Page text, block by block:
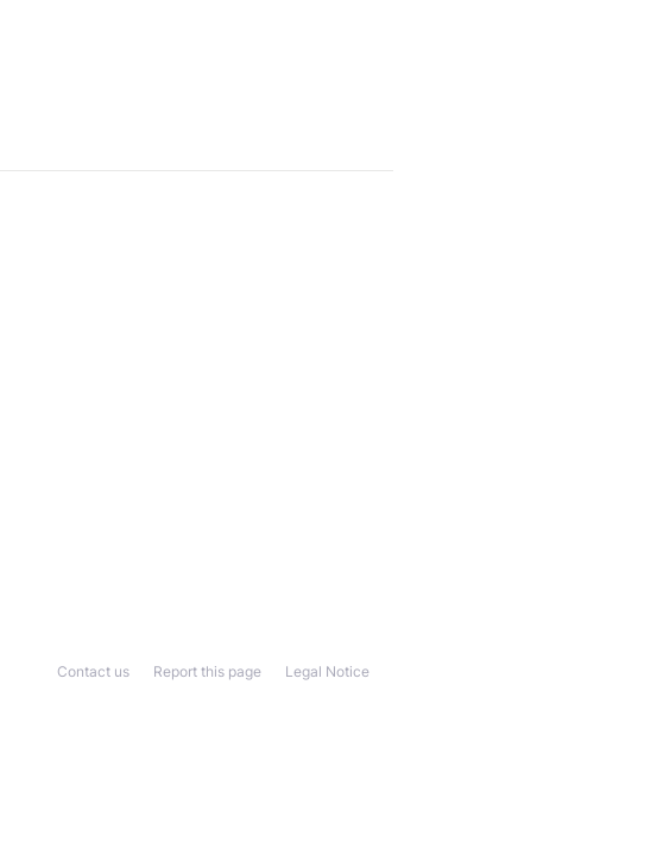
Legal Notice
Report this page
Contact us